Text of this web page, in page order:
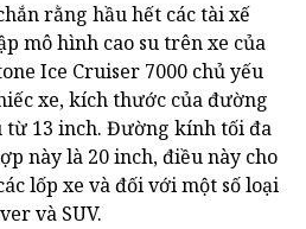
rằng hầu hết các tài xế
mô hình cao su trên xe của
Ice Cruiser 7000 chủ yếu
xe, kích thước của đường
13 inch. Đường kính tối đa
này là 20 inch, điều này cho
lốp xe và đối với một số loại
và SUV.